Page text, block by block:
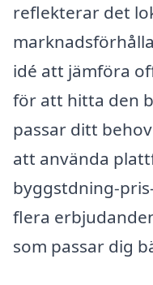
reflekterar det
idé att jämföra
för att hitta den
passar ditt
att använda
byggstdning-
flera
som passar dig